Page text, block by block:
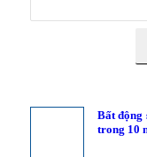
Bất động
trong 10